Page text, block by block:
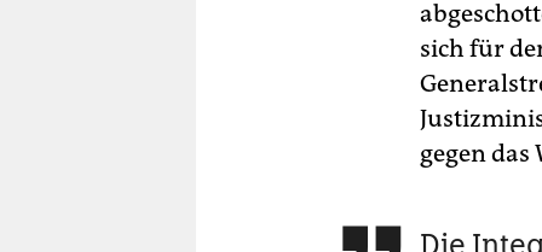
sich für
gegen